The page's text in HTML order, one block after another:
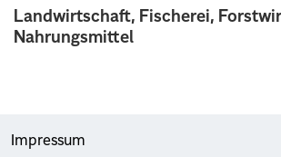
Landwirtschaft, Fischerei,
Nahrungsmittel
Impressum